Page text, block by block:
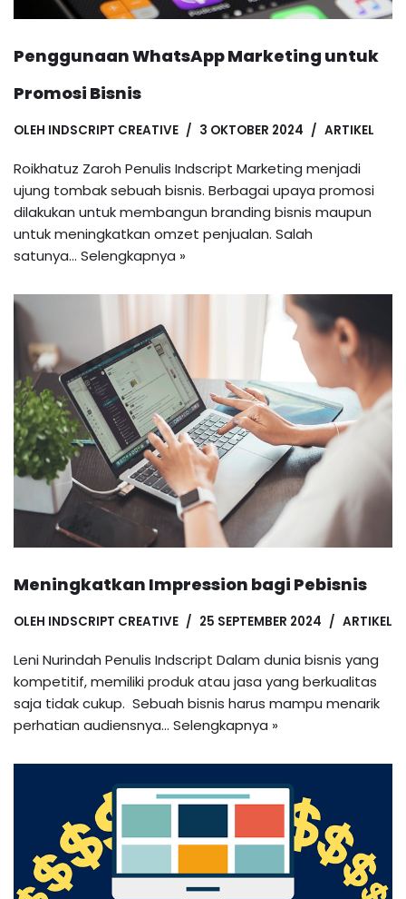
Penggunaan WhatsApp Marketing untuk
Promosi Bisnis
OLEH INDSCRIPT CREATIVE 3 OKTOBER 2024 ARTIKEL
Roikhatuz Zaroh Penulis Indscript Marketing menjadi
ujung tombak sebuah bisnis. Berbagai upaya promosi
dilakukan untuk membangun branding bisnis maupun
untuk meningkatkan omzet penjualan. Salah
satunya… Selengkapnya »
Meningkatkan Impression bagi Pebisnis
OLEH INDSCRIPT CREATIVE 25 SEPTEMBER 2024 ARTIKEL
Leni Nurindah Penulis Indscript Dalam dunia bisnis yang
kompetitif, memiliki produk atau jasa yang berkualitas
saja tidak cukup. Sebuah bisnis harus mampu menarik
perhatian audiensnya… Selengkapnya »